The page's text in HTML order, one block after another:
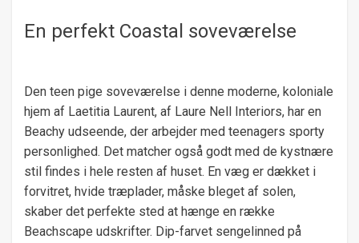
En perfekt Coastal soveværelse
Den teen pige soveværelse i denne moderne, koloniale
hjem af Laetitia Laurent, af Laure Nell Interiors, har en
Beachy udseende, der arbejder med teenagers sporty
personlighed. Det matcher også godt med de kystnære
stil findes i hele resten af ​​huset. En væg er dækket i
forvitret, hvide træplader, måske bleget af solen,
skaber det perfekte sted at hænge en række
Beachscape udskrifter. Dip-farvet sengelinned på